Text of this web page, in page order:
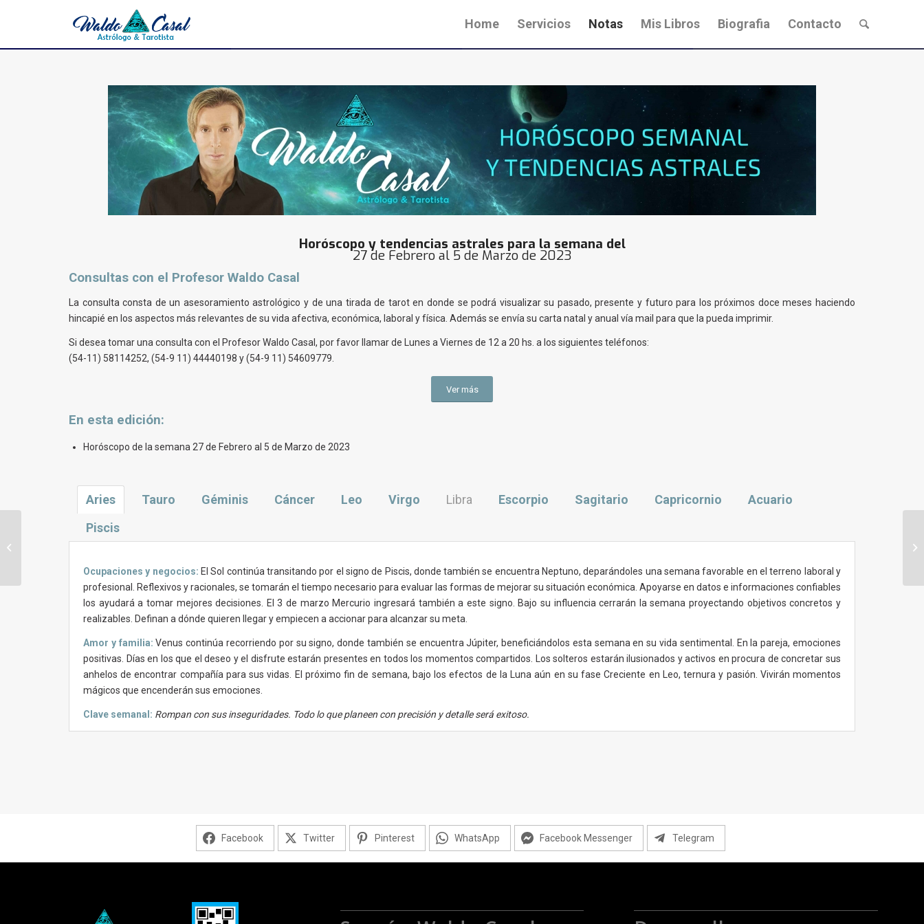
Home Servicios Notas Mis Libros Biografia Contacto
Horóscopo y tendencias astrales para la semana del
27 de Febrero al 5 de Marzo de 2023
Consultas con el Profesor Waldo Casal
La consulta consta de un asesoramiento astrológico y de una tirada de tarot en donde se podrá visualizar su pasado, presente y futuro para los próximos doce meses haciendo
hincapié en los aspectos más relevantes de su vida afectiva, económica, laboral y física. Además se envía su carta natal y anual vía mail para que la pueda imprimir.
Si desea tomar una consulta con el Profesor Waldo Casal, por favor llamar de Lunes a Viernes de 12 a 20 hs. a los siguientes teléfonos:
(54-11) 58114252, (54-9 11) 44440198 y (54-9 11) 54609779.
Ver más
En esta edición:
Horóscopo de la semana 27 de Febrero al 5 de Marzo de 2023
Aries Tauro Géminis Cáncer Leo Virgo Libra Escorpio Sagitario Capricornio
Acuario
Piscis
Ocupaciones y negocios: El Sol continúa transitando por el signo de Piscis, donde también se encuentra Neptuno, deparándoles una semana favorable en el terreno laboral y
profesional. Reflexivos y racionales, se tomarán el tiempo necesario para evaluar las formas de mejorar su situación económica. Apoyarse en datos e informaciones confiables
los ayudará a tomar mejores decisiones. El 3 de marzo Mercurio ingresará también a este signo. Bajo su influencia cerrarán la semana proyectando objetivos concretos y
realizables. Definan a dónde quieren llegar y empiecen a accionar para alcanzar su meta.
Amor y familia: Venus continúa recorriendo por su signo, donde también se encuentra Júpiter, beneficiándolos esta semana en su vida sentimental. En la pareja, emociones
positivas. Días en los que el deseo y el disfrute estarán presentes en todos los momentos compartidos. Los solteros estarán ilusionados y activos en procura de concretar sus
anhelos de encontrar compañía para sus vidas. El próximo fin de semana, bajo los efectos de la Luna aún en su fase Creciente en Leo, ternura y pasión. Vivirán momentos
mágicos que encenderán sus emociones.
Clave semanal: Rompan con sus inseguridades. Todo lo que planeen con precisión y detalle será exitoso.
Facebook Twitter Pinterest WhatsApp Facebook Messenger Telegram
Horóscopo y tendencias astrales